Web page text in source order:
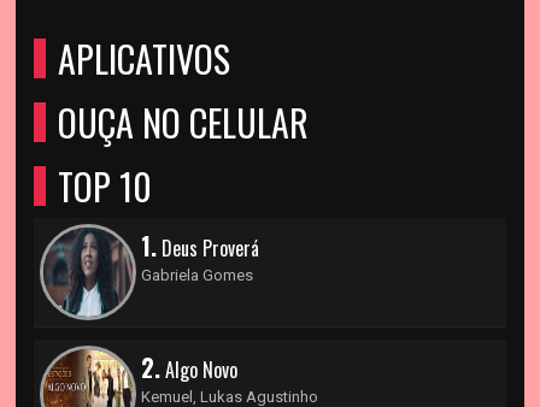
APLICATIVOS
OUÇA NO CELULAR
TOP 10
1. Deus Proverá
Gabriela Gomes
2.Algo Novo
Kemuel, Lukas Agustinho